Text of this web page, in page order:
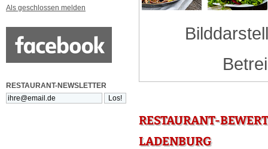
Als geschlossen melden
RESTAURANT-NEWSLETTER
RESTAURANT-
LADENBURG